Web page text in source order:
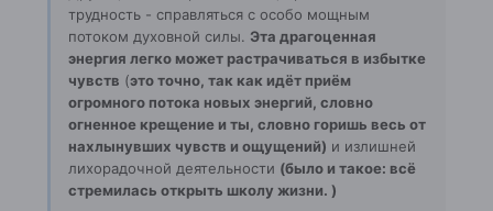
трудность - справляться с особо мощным
потоком духовной силы. Эта драгоценная
энергия легко может растрачиваться в избытке
чувств (это точно, так как идёт приём
огромного потока новых энергий, словно
огненное крещение и ты, словно горишь весь от
нахлынувших чувств и ощущений) и излишней
лихорадочной деятельности (было и такое: всё
стремилась открыть школу жизни. )